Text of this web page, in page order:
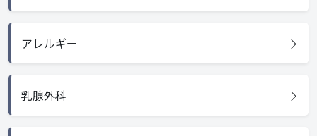
アレルギー
乳腺外科